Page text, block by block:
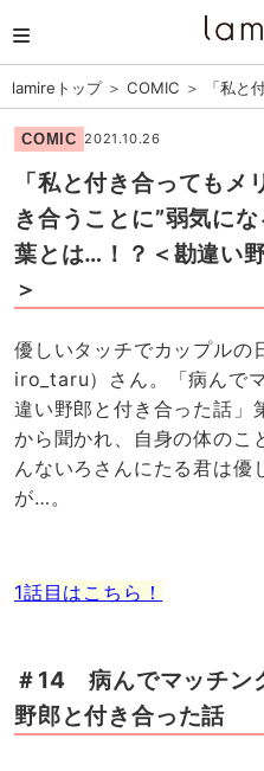
lamireトップ＞ COMIC ＞ 「私と
COMIC 2021.10.26
「私と付き合っても
き合うことに”弱気に
葉とは…！？＜勘違い
＞
優しいタッチでカップルの
iro_taru）さん。「病んで
違い野郎と付き合った話」
から聞かれ、自身の体のこ
んないろさんにたる君は優
が…。
1話目はこちら！
＃14 病んでマッチン
野郎と付き合った話